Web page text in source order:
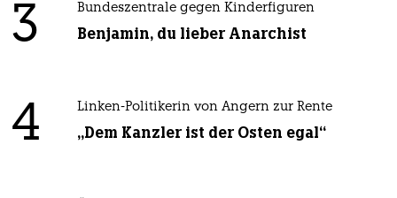
3 Bundeszentrale gegen Kinderfiguren
Benjamin, du lieber Anarchist
4 Linken-Politikerin von Angern zur Rente
„Dem Kanzler ist der Osten egal“